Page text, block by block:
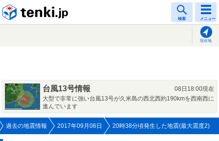
検索 メニュー
現在地
台風13号情報
08日18:00現在
大型で非常に強い台風13号が久米島の西北西約190kmを西南西に
進んでいます
過去の地震情報 2017年09月06日 20時38分頃発生した地震(最大震度2)